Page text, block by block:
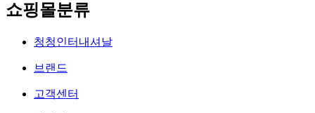
쇼핑몰분류
청청인터내셔날
브랜드
고객센터